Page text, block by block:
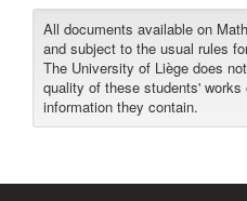
All documents available on
and subject to the usual rules
The University of Liège does
quality of these students'
information they contain.